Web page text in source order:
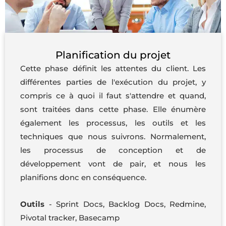
Planification du projet
Cette phase définit les attentes du client. Les
différentes parties de l'exécution du projet, y
compris ce à quoi il faut s'attendre et quand,
sont traitées dans cette phase. Elle énumère
également les processus, les outils et les
techniques que nous suivrons. Normalement,
les processus de conception et de
développement vont de pair, et nous les
planifions donc en conséquence.
Outils - Sprint Docs, Backlog Docs, Redmine,
Pivotal tracker, Basecamp